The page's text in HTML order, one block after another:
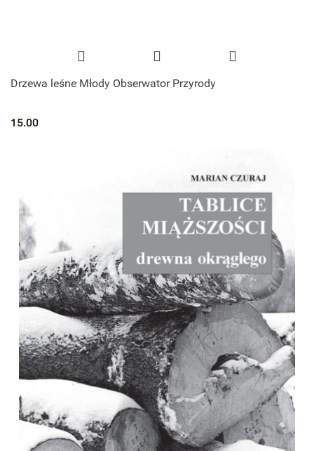
Drzewa leśne Młody Obserwator Przyrody
15.00